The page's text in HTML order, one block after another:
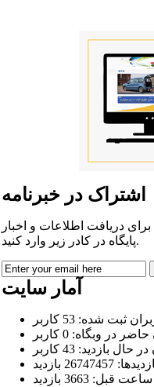
اشتراک در خبرنامه
دريافت اطلاعات و اخبار
پايگاه در كادر زير وارد كنيد.
آمار سایت
ثبت شده: 53 کاربر
در وبگاه: 0 کاربر
حال بازديد: 43 کاربر
بازدید